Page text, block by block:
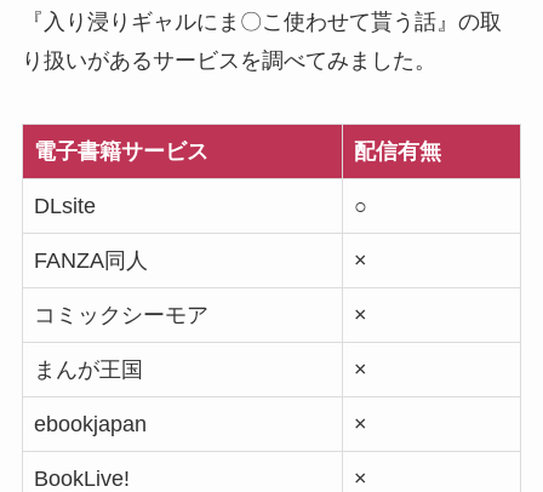
『入り浸りギャルにま〇こ使わせて貰う話』の取
り扱いがあるサービスを調べてみました。
電子書籍サービス 配信有無
DLsite ○
FANZA同人 ×
コミックシーモア ×
まんが王国 ×
ebookjapan ×
BookLive! ×